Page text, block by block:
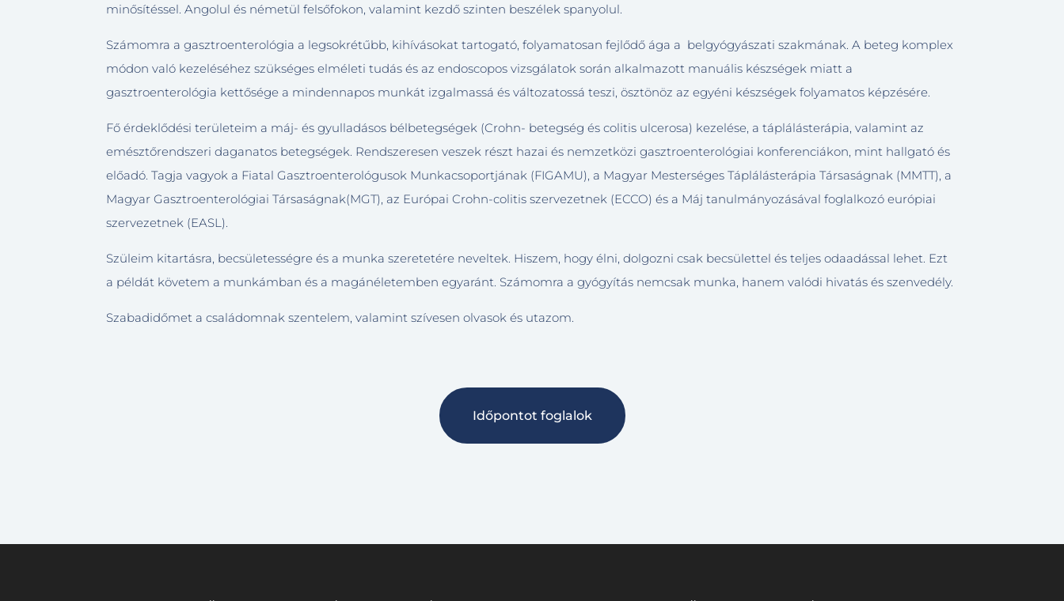
minősítéssel. Angolul és németül felsőfokon, valamint kezdő szinten beszélek spanyolul.
Számomra a gasztroenterológia a legsokrétűbb, kihívásokat tartogató, folyamatosan fejlődő ága a belgyógyászati szakmának. A beteg komplex
módon való kezeléséhez szükséges elméleti tudás és az endoscopos vizsgálatok során alkalmazott manuális készségek miatt a
gasztroenterológia kettősége a mindennapos munkát izgalmassá és változatossá teszi, ösztönöz az egyéni készségek folyamatos képzésére.
Fő érdeklődési területeim a máj- és gyulladásos bélbetegségek (Crohn- betegség és colitis ulcerosa) kezelése, a táplálásterápia, valamint az
emésztőrendszeri daganatos betegségek. Rendszeresen veszek részt hazai és nemzetközi gasztroenterológiai konferenciákon, mint hallgató és
előadó. Tagja vagyok a Fiatal Gasztroenterológusok Munkacsoportjának (FIGAMU), a Magyar Mesterséges Táplálásterápia Társaságnak (MMTT), a
Magyar Gasztroenterológiai Társaságnak(MGT), az Európai Crohn-colitis szervezetnek (ECCO) és a Máj tanulmányozásával foglalkozó európiai
szervezetnek (EASL).
Szüleim kitartásra, becsületességre és a munka szeretetére neveltek. Hiszem, hogy élni, dolgozni csak becsülettel és teljes odaadással lehet. Ezt
a példát követem a munkámban és a magánéletemben egyaránt. Számomra a gyógyítás nemcsak munka, hanem valódi hivatás és szenvedély.
Szabadidőmet a családomnak szentelem, valamint szívesen olvasok és utazom.
Időpontot foglalok